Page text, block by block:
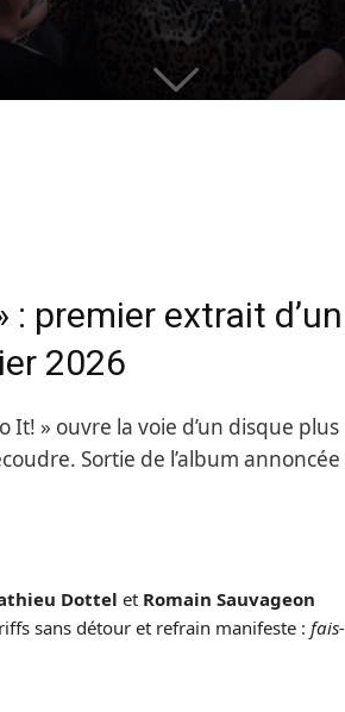
: premier extrait d’un
2026
» ouvre la voie d’un disque plus
Sortie de l’album annoncée
Dottel et Romain Sauvageon
sans détour et refrain manifeste : fais-